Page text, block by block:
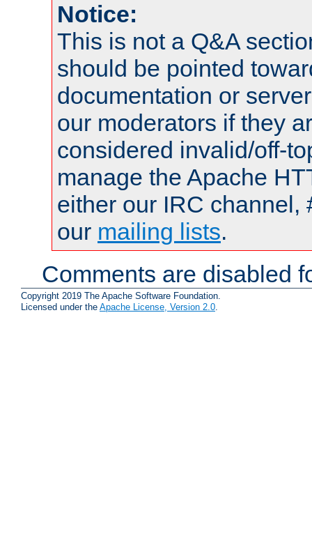
Notice:
This is not a Q&A
should be pointed
documentation or
our moderators if they
considered invalid/off-
manage the Apache
either our IRC channel,
our mailing lists.
Comments are disabled
Copyright 2019 The Apache Software Foundation.
Licensed under the Apache License, Version 2.0